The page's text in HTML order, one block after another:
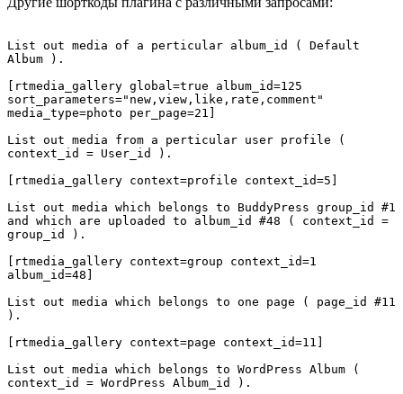
List out media of a perticular album_id ( Default
Album ).
[rtmedia_gallery global=true album_id=125
sort_parameters="new,view,like,rate,comment"
media_type=photo per_page=21]
List out media from a perticular user profile (
context_id = User_id ).
[rtmedia_gallery context=profile context_id=5]
List out media which belongs to BuddyPress group_id #1
and which are uploaded to album_id #48 ( context_id =
group_id ).
[rtmedia_gallery context=group context_id=1
album_id=48]
List out media which belongs to one page ( page_id #11
).
[rtmedia_gallery context=page context_id=11]
List out media which belongs to WordPress Album (
context_id = WordPress Album_id ).